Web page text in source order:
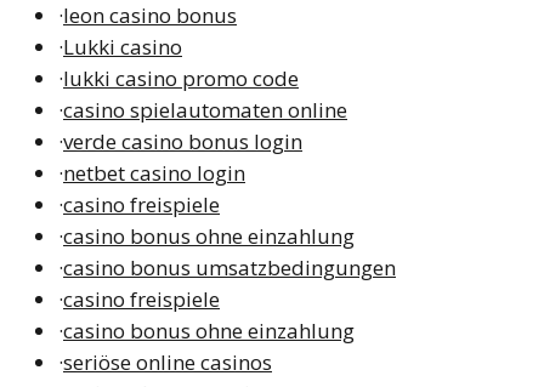
·leon casino bonus
·Lukki casino
·lukki casino promo code
·casino spielautomaten online
·verde casino bonus login
·netbet casino login
·casino freispiele
·casino bonus ohne einzahlung
·casino bonus umsatzbedingungen
·casino freispiele
·casino bonus ohne einzahlung
·seriöse online casinos